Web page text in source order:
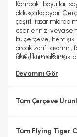
Kompakt boyutları
oldukça kolaydır.
çeşitli tasarımlarda
eserlerinizi veya
bu çerçeve, hem şık
ancak zarif tasarımı,
öne çıkarmadan şık
Ölçü: 13 cm x 18 cm
Devamını Gör
Tüm Çerçeve
Tüm Flying Tiger